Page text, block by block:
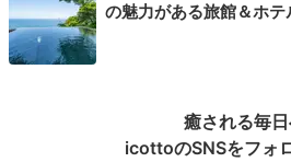
食後は「石花海」の絶景大浴場に行って
風呂しか無いので、どちらも楽しむこと
の魅力がある旅館＆ホテ
癒される毎
icottoのSNSをフォ